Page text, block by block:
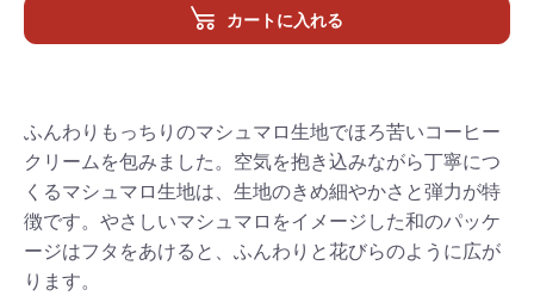
カートに入れる
ふんわりもっちりのマシュマロ生地でほろ苦いコーヒー
クリームを包みました。空気を抱き込みながら丁寧につ
くるマシュマロ生地は、生地のきめ細やかさと弾力が特
徴です。やさしいマシュマロをイメージした和のパッケ
ージはフタをあけると、ふんわりと花びらのように広が
ります。